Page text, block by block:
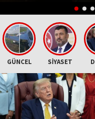
GÜNCEL SİYASET